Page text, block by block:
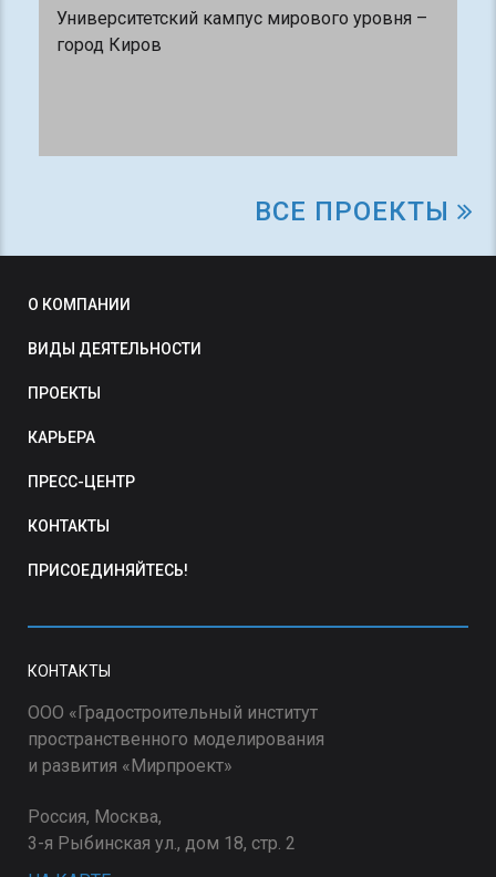
Университетский кампус мирового уровня –
город Киров
ВСЕ ПРОЕКТЫ
О КОМПАНИИ
ВИДЫ ДЕЯТЕЛЬНОСТИ
ПРОЕКТЫ
КАРЬЕРА
ПРЕСС-ЦЕНТР
КОНТАКТЫ
ПРИСОЕДИНЯЙТЕСЬ!
КОНТАКТЫ
ООО «Градостроительный институт
пространственного моделирования
и развития «Мирпроект»
Россия, Москва,
3-я Рыбинская ул., дом 18, стр. 2